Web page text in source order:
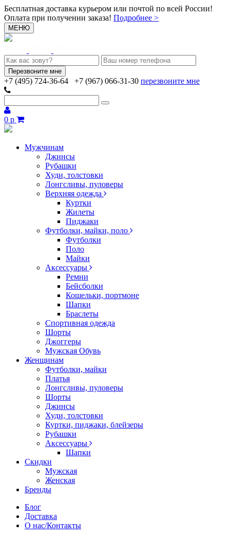
Бесплатная доставка курьером или почтой по всей России!
Оплата при получении заказа! Подробнее >
МЕНЮ
+7 (495) 724-36-64 +7 (967) 066-31-30 перезвоните мне
0 р
Мужчинам
Джинсы
Рубашки
Худи, толстовки
Лонгсливы, пуловеры
Верхняя одежда
Куртки
Жилеты
Пиджаки
Футболки, майки, поло
Футболки
Поло
Майки
Аксессуары
Ремни
Бейсболки
Кошельки, портмоне
Шапки
Браслеты
Спортивная одежда
Шорты
Джоггеры
Мужская Обувь
Женщинам
Футболки, майки
Платья
Лонгсливы, пуловеры
Шорты
Джинсы
Худи, толстовки
Куртки, пиджаки, блейзеры
Рубашки
Аксессуары
Шапки
Скидки
Мужская
Женская
Бренды
Блог
Доставка
О нас/Контакты